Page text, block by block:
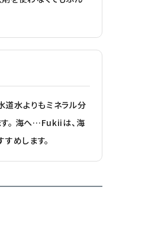
道水よりもミネラル分
す。 海へ…Fukiiは、海
めします。